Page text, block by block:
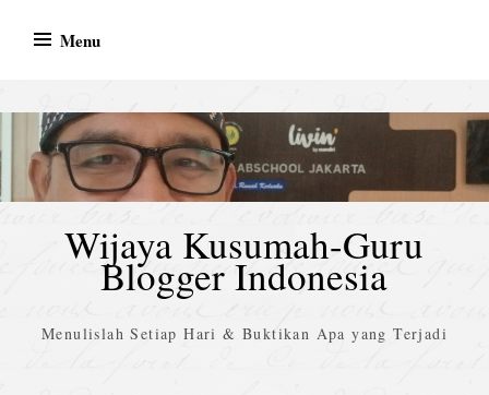
Menu
Wijaya Kusumah-Guru
Blogger Indonesia
Menulislah Setiap Hari & Buktikan Apa yang Terjadi